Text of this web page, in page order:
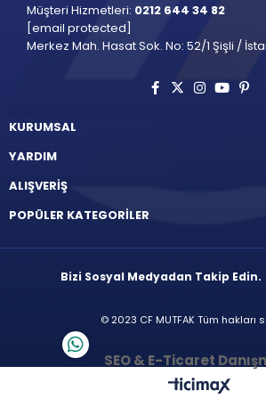
Müşteri Hizmetleri: 0212 644 34 82
[email protected]
Merkez Mah. Hasat Sok. No: 52/1 Şişli /
KURUMSAL
YARDIM
ALIŞVERİŞ
POPÜLER KATEGORİLER
Bizi Sosyal Medyadan Takip Edin.
© 2023 CF MUTFAK Tüm hakları
SEO & E-Ticaret